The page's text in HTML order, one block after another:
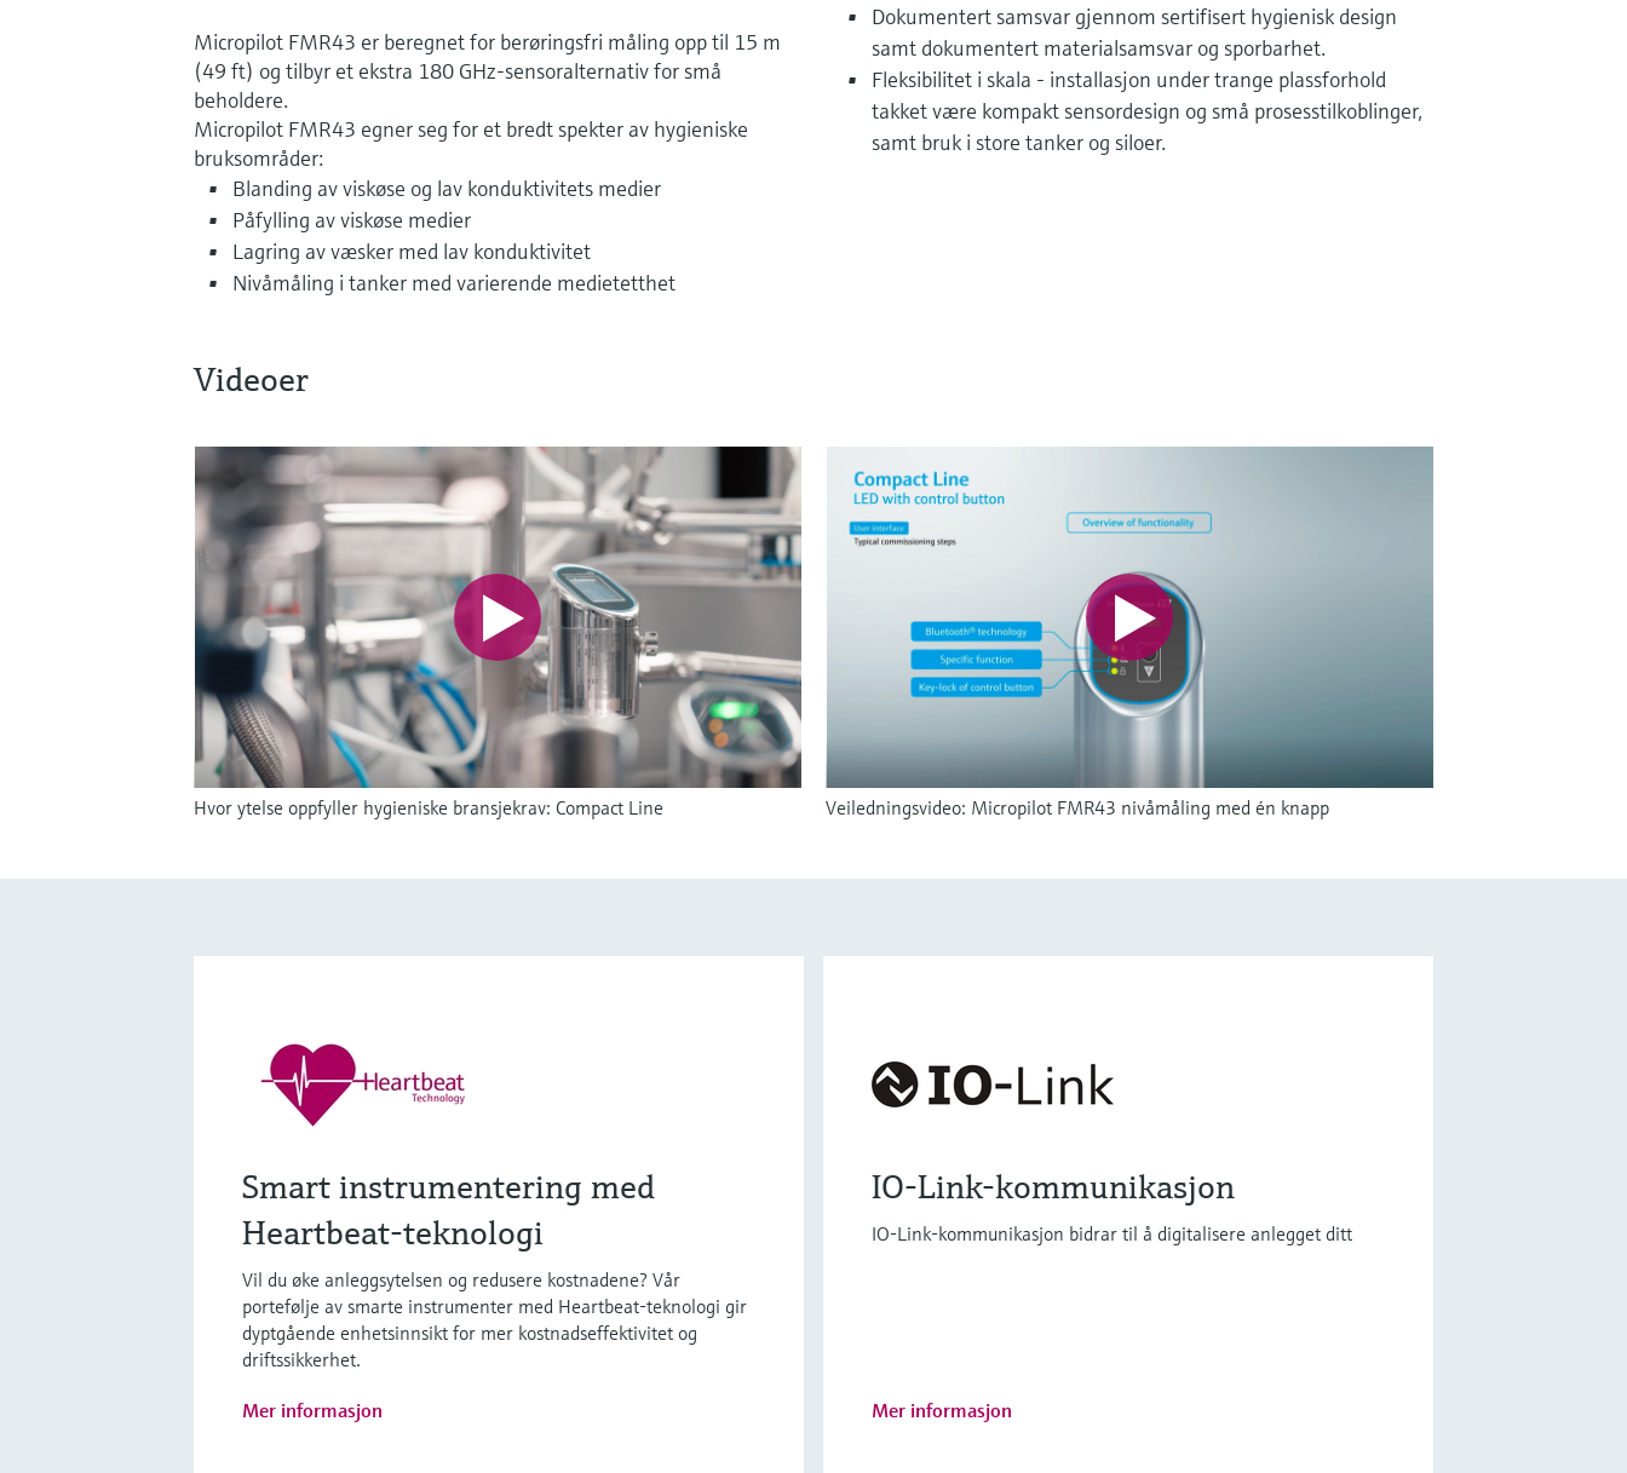
Micropilot FMR43 er beregnet for berøringsfri måling opp til 15 m
(49 ft) og tilbyr et ekstra 180 GHz-sensoralternativ for små
beholdere.
Micropilot FMR43 egner seg for et bredt spekter av hygieniske
bruksområder:
Blanding av viskøse og lav konduktivitets medier
Påfylling av viskøse medier
Lagring av væsker med lav konduktivitet
Nivåmåling i tanker med varierende medietetthet
Dokumentert samsvar gjennom sertifisert hygienisk design
samt dokumentert materialsamsvar og sporbarhet.
Fleksibilitet i skala - installasjon under trange plassforhold
takket være kompakt sensordesign og små prosesstilkoblinger,
samt bruk i store tanker og siloer.
Videoer
Hvor ytelse oppfyller hygieniske bransjekrav: Compact Line Veiledningsvideo: Micropilot FMR43 nivåmåling med én knapp
Smart instrumentering med
Heartbeat-teknologi
Vil du øke anleggsytelsen og redusere kostnadene? Vår
portefølje av smarte instrumenter med Heartbeat-teknologi gir
dyptgående enhetsinnsikt for mer kostnadseffektivitet og
driftssikkerhet.
Mer informasjon
IO-Link-kommunikasjon
IO-Link-kommunikasjon bidrar til å digitalisere anlegget ditt
Mer informasjon